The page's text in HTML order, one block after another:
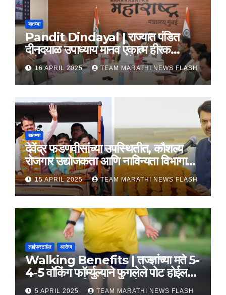
बातम्या
Pandit Dindayal | राज्यात पंडित
दीनदयाळ उपाध्याय मानव एकात्म हीरक
महोत्सव, 22-25 दरम्यान होणार साजरा
16 APRIL 2025 TEAM MARATHI NEWS FLASH
बातम्या
देवेंद्र फडणवीसांच्या उपस्थितीत, कौशल्य
रोजगार उद्योजकता आणि नाविन्यता विभागाचे
तीन सामंजस्य करार
15 APRIL 2025 TEAM MARATHI NEWS FLASH
लाईफस्टाईल आरोग्य
Walking Benefits | तज्ज्ञांच्या मते 5-
4-5 वॉकिंग फॉर्म्युल्याने फुगलेले पोट होईल
लवकर सपाट, मिळतील फायदे
5 APRIL 2025 TEAM MARATHI NEWS FLASH